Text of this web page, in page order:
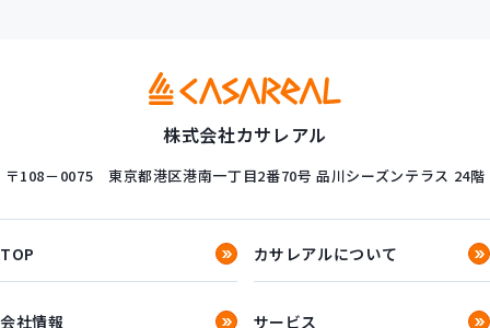
株式会社カサレアル
〒108－0075 東京都港区港南一丁目2番70号 品川シーズンテラス 24階
TOP カサレアルについて
会社情報 サービス